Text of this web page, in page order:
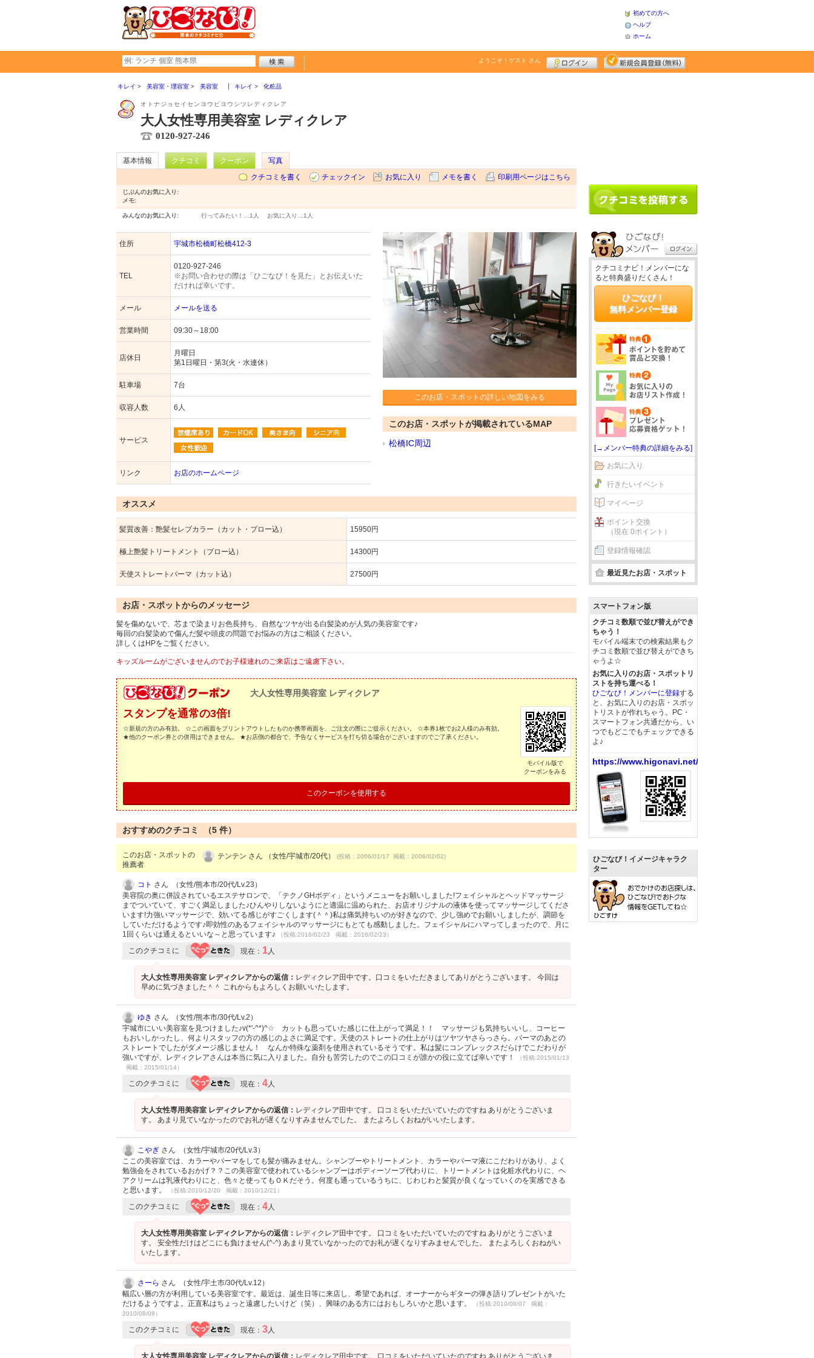
初めての方へ
ヘルプ
ホーム
ようこそ！ ゲスト さん
キレイ 美容室・理容室 美容室 キレイ 化粧品
オトナジョセイセンヨウビヨウシツレディクレア
大人女性専用美容室 レディクレア
0120-927-246
基本情報 クチコミ クーポン
写真
クチコミを書く
チェックイン お気に入り メモを書く 印刷用ページはこちら
じぶんのお気に入り:
メモ:
みんなのお気に入り: 行ってみたい！… 1人 お気に入り… 1人
住所 宇城市松橋町松橋412-3
TEL
0120-927-246
※お問い合わせの際は「ひごなび！を見た」とお伝えいた
だければ幸いです。
メール メールを送る
営業時間 09:30～18:00
店休日
月曜日
第1日曜日・第3(火・水連休）
駐車場 7台
収容人数 6人
サービス
リンク お店のホームページ
このお店・スポットの詳しい地図をみる
このお店・スポットが掲載されているMAP
松橋IC周辺
オススメ
髪質改善：艶髪セレブカラー（カット・ブロー込） 15950円
極上艶髪トリートメント（ブロー込） 14300円
天使ストレートパーマ（カット込） 27500円
お店・スポットからのメッセージ
髪を傷めないで、芯まで染まりお色長持ち、自然なツヤが出る白髪染めが人気の美容室です♪
毎回の白髪染めで傷んだ髪や頭皮の問題でお悩みの方はご相談ください。
詳しくはHPをご覧ください。
キッズルームがございませんのでお子様連れのご来店はご遠慮下さい。
大人女性専用美容室 レディクレア
スタンプを通常の3倍!
☆新規の方のみ有効。 ☆この画面をプリントアウトしたものか携帯画面を、ご注文の際にご提示ください。 ☆本券1枚でお2人様のみ有効。
★他のクーポン券との併用はできません。 ★お店側の都合で、予告なくサービスを打ち切る場合がございますのでご了承ください。
モバイル版で
クーポンをみる
このクーポンを使用する
おすすめのクチコミ （5 件）
このお店・スポットの
推薦者
テンテン さん （女性/宇城市/20代） (投稿：2006/01/17 掲載：2006/02/02)
コト さん （女性/熊本市/20代/Lv.23）
美容院の奥に併設されているエステサロンで、「テクノGHボディ」というメニューをお願いしました!フェイシャルとヘッドマッサージ
までついていて、すごく満足しました♪ひんやりしないようにと適温に温められた、お店オリジナルの液体を使ってマッサージしてくださ
います!力強いマッサージで、効いてる感じがすごくします(＾＾)私は痛気持ちいのが好きなので、少し強めでお願いしましたが、調節を
していただけるようです♪即効性のあるフェイシャルのマッサージにもとても感動しました。フェイシャルにハマってしまったので、月に
1回くらいは通えるといいな～と思っています♪
（投稿:2016/02/23 掲載：2016/02/23）
このクチコミに 現在： 1人
大人女性専用美容室 レディクレアからの返信： レディクレア田中です。口コミをいただきましてありがとうございます。 今回は
早めに気づきました＾＾ これからもよろしくお願いいたします。
ゆき さん （女性/熊本市/30代/Lv.2）
宇城市にいい美容室を見つけました♪v(*'-^*)^☆ カットも思っていた感じに仕上がって満足！！ マッサージも気持ちいいし、コーヒー
もおいしかったし、何よりスタッフの方の感じのよさに満足です。天使のストレートの仕上がりはツヤツヤさらっさら。パーマのあとの
ストレートでしたがダメージ感じません！ なんか特殊な薬剤を使用されているそうです。私は髪にコンプレックスだらけでこだわりが
強いですが、レディクレアさんは本当に気に入りました。自分も苦労したのでこの口コミが誰かの役に立てば幸いです！
（投稿:2015/01/13
掲載：2015/01/14）
このクチコミに 現在： 4人
大人女性専用美容室 レディクレアからの返信： レディクレア田中です。 口コミをいただいていたのですね ありがとうございま
す。 あまり見ていなかったのでお礼が遅くなりすみませんでした。 またよろしくおねがいいたします。
こやぎ さん （女性/宇城市/20代/Lv.3）
ここの美容室では、カラーやパーマをしても髪が痛みません。シャンプーやトリートメント、カラーやパーマ液にこだわりがあり、よく
勉強会をされているおかげ？？この美容室で使われているシャンプーはボディーソープ代わりに、トリートメントは化粧水代わりに、ヘ
アクリームは乳液代わりにと、色々と使ってもＯＫだそう。何度も通っているうちに、じわじわと髪質が良くなっていくのを実感できる
と思います。
（投稿:2010/12/20 掲載：2010/12/21）
このクチコミに 現在： 4人
大人女性専用美容室 レディクレアからの返信： レディクレア田中です。 口コミをいただいていたのですね ありがとうございま
す。 安全性だけはどこにも負けません(^-^) あまり見ていなかったのでお礼が遅くなりすみませんでした。 またよろしくおねがい
いたします。
さーら さん （女性/宇土市/30代/Lv.12）
幅広い層の方が利用している美容室です。最近は、誕生日等に来店し、希望であれば、オーナーからギターの弾き語りプレゼントがいた
だけるようですよ。正直私はちょっと遠慮したいけど（笑）、興味のある方にはおもしろいかと思います。
（投稿:2010/08/07 掲載：
2010/08/09）
このクチコミに 現在： 3人
大人女性専用美容室 レディクレアからの返信： レディクレア田中です。 口コミをいただいていたのですね ありがとうございま
クチコミナビ！メンバーにな
ると特典盛りだくさん！
ひごなび！
無料メンバー登録
[→メンバー特典の詳細をみる]
お気に入り
行きたいイベント
マイページ
ポイント交換
（現在 0ポイント）
登録情報確認
最近見たお店・スポット
スマートフォン版
クチコミ数順で並び替えができ
ちゃう！
モバイル端末での検索結果もク
チコミ数順で並び替えができち
ゃうよ☆
お気に入りのお店・スポットリ
ストを持ち運べる！
ひごなび！メンバーに登録する
と、お気に入りのお店・スポッ
トリストが作れちゃう。PC・
スマートフォン共通だから、い
つでもどこでもチェックできる
よ♪
https://www.higonavi.net/
ひごなび！イメージキャラク
ター